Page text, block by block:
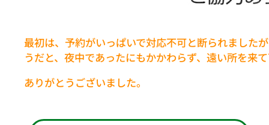
最初は、予約がいっぱいで対応不可と断られました
うだと、夜中であったにもかかわらず、遠い所を来
ありがとうございました。